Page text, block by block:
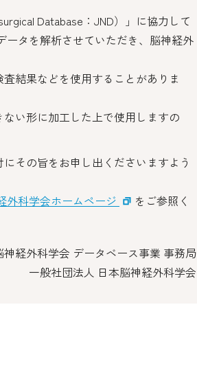
Database：JND）」に協力して
ータを解析させていただき、脳神経外
結果などを使用することがありま
い形に加工した上で使用しますの
その旨をお申し出くださいますよう
外科学会ホームページ
をご参照く
神経外科学会 データベース事業 事務局
一般社団法人 日本脳神経外科学会